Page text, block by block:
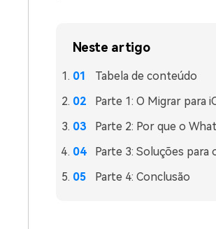
Neste artigo
Tabela de conteúdo
Parte 1: O Migrar para
Parte 2: Por que o
Parte 3: Soluções para
Parte 4: Conclusão